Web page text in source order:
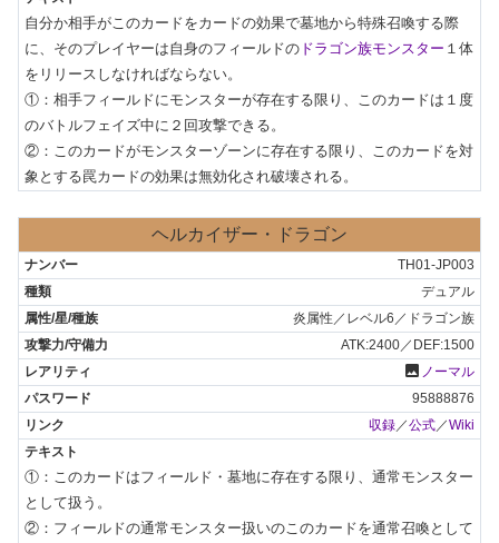
自分か相手がこのカードをカードの効果で墓地から特殊召喚する際
に、そのプレイヤーは自身のフィールドの ドラゴン族モンスター １体
をリリースしなければならない。
①：相手フィールドにモンスターが存在する限り、このカードは１度
のバトルフェイズ中に２回攻撃できる。
②：このカードがモンスターゾーンに存在する限り、このカードを対
象とする罠カードの効果は無効化され破壊される。
ヘルカイザー・ドラゴン
TH01-JP003
デュアル
炎属性／レベル6／ドラゴン族
ATK:2400／DEF:1500
photo ノーマル
95888876
収録 ／公式 ／Wiki
①：このカードはフィールド・墓地に存在する限り、通常モンスター
として扱う。
②：フィールドの通常モンスター扱いのこのカードを通常召喚として